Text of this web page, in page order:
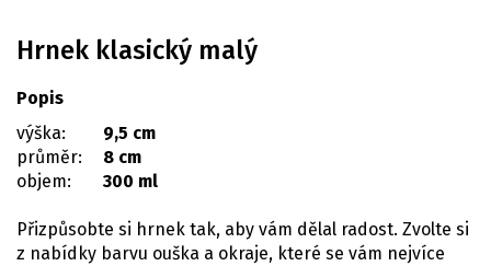
Hrnek klasický malý
Popis
výška:
9,5 cm
průměr:
8 cm
objem:
300 ml
Přizpůsobte si hrnek tak, aby vám dělal radost. Zvolte si
z nabídky barvu ouška a okraje, které se vám nejvíce